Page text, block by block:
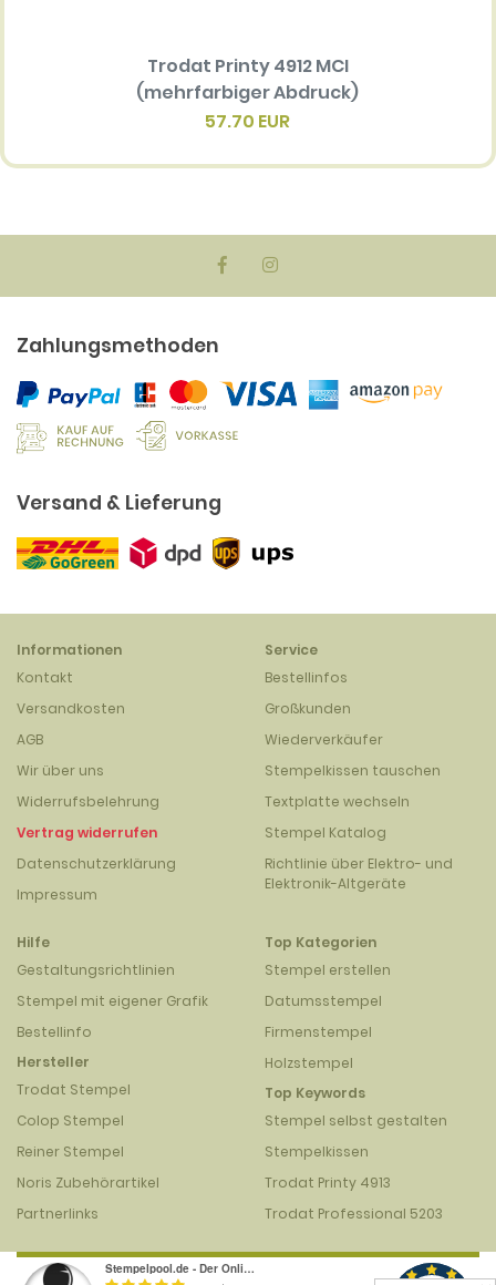
Trodat Printy 4912 MCI
(mehrfarbiger Abdruck)
57.70 EUR
Zahlungsmethoden
Versand & Lieferung
Informationen
Kontakt
Versandkosten
AGB
Wir über uns
Widerrufsbelehrung
Vertrag widerrufen
Datenschutzerklärung
Impressum
Service
Bestellinfos
Großkunden
Wiederverkäufer
Stempelkissen tauschen
Textplatte wechseln
Stempel Katalog
Richtlinie über Elektro- und
Elektronik-Altgeräte
Hilfe
Gestaltungsrichtlinien
Stempel mit eigener Grafik
Bestellinfo
Hersteller
Trodat Stempel
Colop Stempel
Reiner Stempel
Noris Zubehörartikel
Partnerlinks
Top Kategorien
Stempel erstellen
Datumsstempel
Firmenstempel
Holzstempel
Top Keywords
Stempel selbst gestalten
Stempelkissen
Trodat Printy 4913
Trodat Professional 5203